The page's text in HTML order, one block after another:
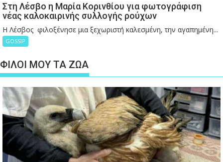
Στη Λέσβο η Μαρία Κορινθίου για φωτογράφιση
νέας καλοκαιρινής συλλογής ρούχων
Η Λέσβος φιλοξένησε μια ξεχωριστή καλεσμένη, την αγαπημένη...
GOSSIP
ΦΙΛΟΙ ΜΟΥ ΤΑ ΖΩΑ